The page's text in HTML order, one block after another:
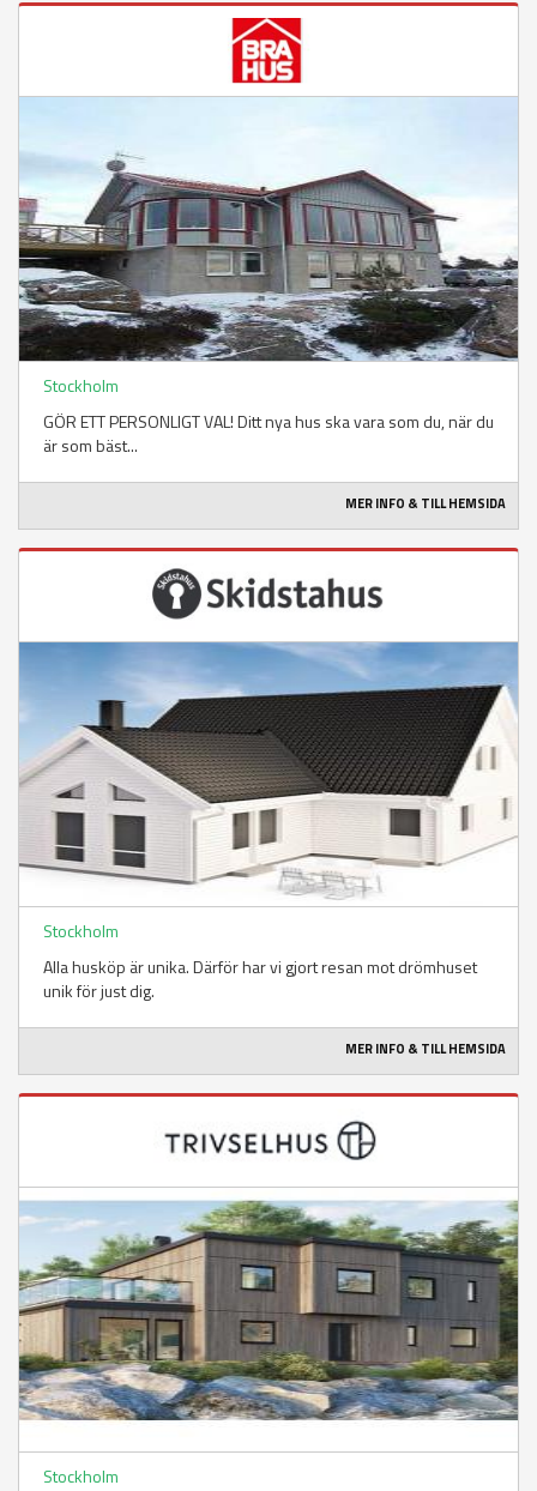
Stockholm
GÖR ETT PERSONLIGT VAL! Ditt nya hus ska vara som du, när du
är som bäst...
MER INFO & TILL HEMSIDA
Stockholm
Alla husköp är unika. Därför har vi gjort resan mot drömhuset
unik för just dig.
MER INFO & TILL HEMSIDA
Stockholm